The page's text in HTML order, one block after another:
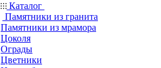
Каталог
Памятники из гранита
Памятники из мрамора
Цоколя
Ограды
Цветники